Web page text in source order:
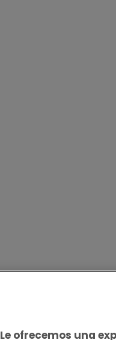
Le ofrecemos una